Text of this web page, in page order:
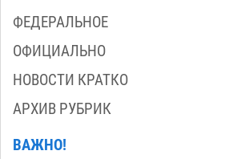
ФЕДЕРАЛЬНОЕ
ОФИЦИАЛЬНО
НОВОСТИ КРАТКО
АРХИВ РУБРИК
ВАЖНО!